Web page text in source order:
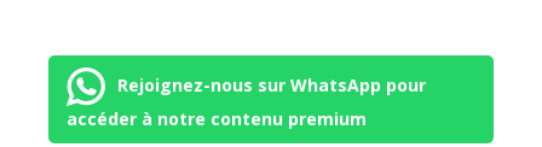
Rejoignez-nous sur WhatsApp pour
accéder à notre contenu premium